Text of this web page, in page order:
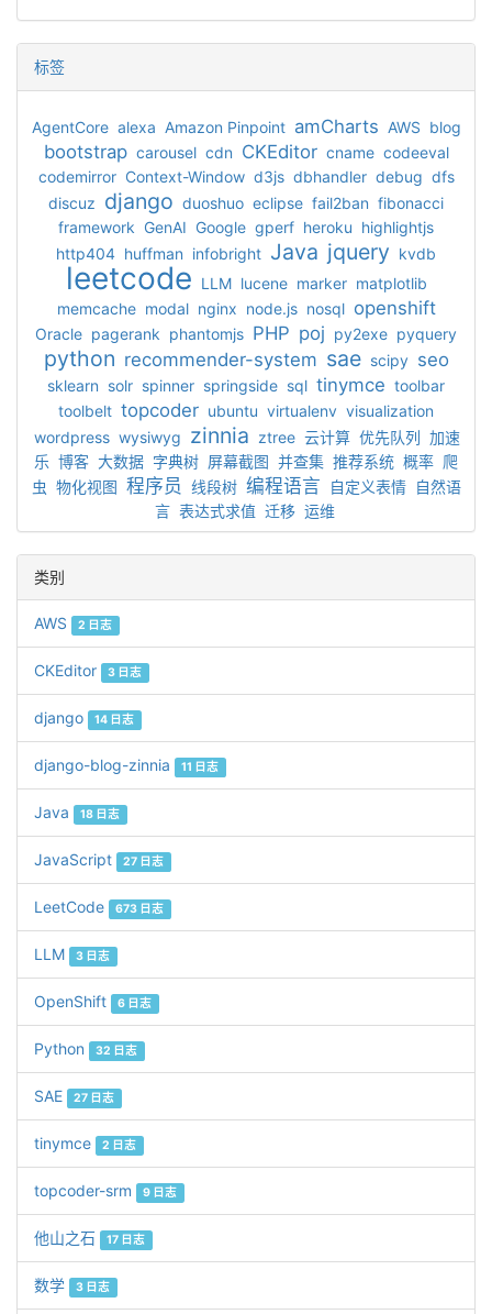
标签
AgentCore alexa Amazon Pinpoint amCharts AWS blog
bootstrap carousel cdn CKEditor cname codeeval
codemirror Context-Window d3js dbhandler debug dfs
discuz django duoshuo eclipse fail2ban fibonacci
framework GenAI Google gperf heroku highlightjs
http404 huffman infobright Java jquery kvdb
leetcode LLM lucene marker matplotlib
memcache modal nginx node.js nosql openshift
Oracle pagerank phantomjs PHP poj py2exe pyquery
python recommender-system sae scipy seo
sklearn solr spinner springside sql tinymce toolbar
toolbelt topcoder ubuntu virtualenv visualization
wordpress wysiwyg zinnia ztree 云计算 优先队列 加速
乐 博客 大数据 字典树 屏幕截图 并查集 推荐系统 概率 爬
虫 物化视图 程序员 线段树 编程语言 自定义表情
自然语
言 表达式求值 迁移 运维
类别
AWS 2 日志
CKEditor 3 日志
django 14 日志
django-blog-zinnia 11 日志
Java 18 日志
JavaScript 27 日志
LeetCode 673 日志
LLM 3 日志
OpenShift 6 日志
Python 32 日志
SAE 27 日志
tinymce 2 日志
topcoder-srm 9 日志
他山之石 17 日志
数学 3 日志